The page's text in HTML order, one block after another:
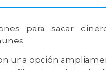
para sacar
una opción